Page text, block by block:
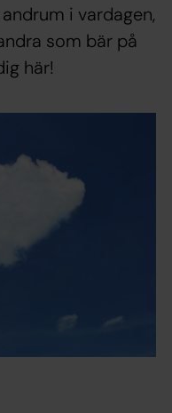
i vardagen,
som bär på
här!